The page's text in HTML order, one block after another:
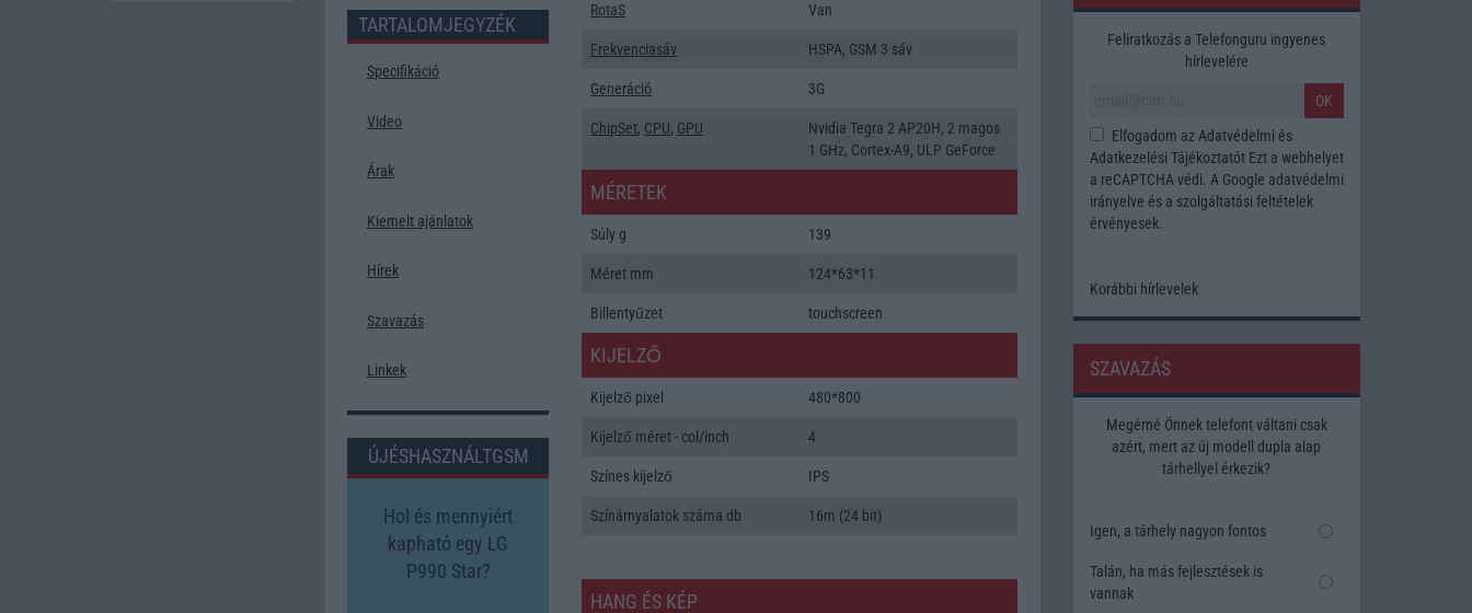
TARTALOMJEGYZÉK
Specifikáció
Video
Árak
Kiemelt ajánlatok
Hírek
Szavazás
Linkek
ÚJÉSHASZNÁLTGSM
Hol és mennyiért
kapható egy LG
P990 Star?
RotaS Van
Frekvenciasáv HSPA, GSM 3 sáv
Generáció 3G
ChipSet, CPU, GPU
Nvidia Tegra 2 AP20H, 2 magos
1 GHz, Cortex-A9, ULP GeForce
MÉRETEK
Súly g 139
Méret mm 124*63*11
Billentyűzet touchscreen
KIJELZŐ
Kijelző pixel 480*800
Kijelző méret - col/inch 4
Színes kijelző IPS
Színárnyalatok száma db 16m (24 bit)
HANG ÉS KÉP
Feliratkozás a Telefonguru ingyenes
hírlevelére
OK
Elfogadom az Adatvédelmi és
Adatkezelési TájékoztatótEzt a webhelyet
a reCAPTCHA védi. A Google adatvédelmi
irányelve és a szolgáltatási feltételek
érvényesek.
Korábbi hírlevelek
SZAVAZÁS
Megérné Önnek telefont váltani csak
azért, mert az új modell dupla alap
tárhellyel érkezik?
Igen, a tárhely nagyon fontos
Talán, ha más fejlesztések is
vannak